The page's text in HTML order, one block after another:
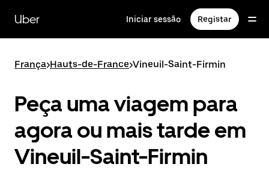
para
conteúdo
Uber Iniciar sessão Registar
França>Hauts-de-France>Vineuil-Saint-Firmin
Peça uma viagem para
agora ou mais tarde em
Vineuil-Saint-Firmin